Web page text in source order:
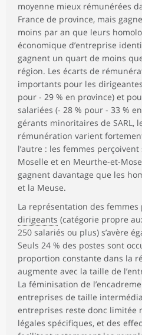
moyenne mieux rémunérées
France de province, mais
moins par an que leurs
économique d’entreprise
gagnent un quart de moins
région. Les écarts de
importants pour les dirigeantes
pour - 29 % en province) et
salariées (- 28 % pour - 33 %
gérants minoritaires de SARL,
rémunération varient
l’autre : les femmes
Moselle et en Meurthe-et-
gagnent davantage que les
et la Meuse.
La représentation des femmes
dirigeants (catégorie propre
250 salariés ou plus) s’avère
Seuls 24 % des postes sont
proportion constante dans la
augmente avec la taille de
La féminisation de
entreprises de taille
entreprises reste donc limitée
légales spécifiques, et des